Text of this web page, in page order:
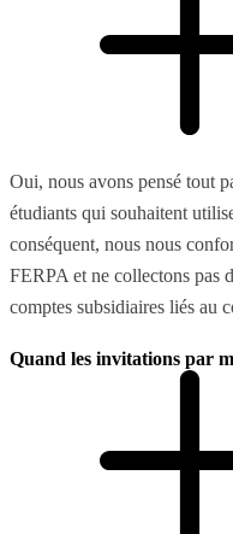
Oui, nous avons pensé tout
étudiants qui souhaitent
conséquent, nous nous
FERPA et ne collectons pas
comptes subsidiaires liés au
Quand les invitations par